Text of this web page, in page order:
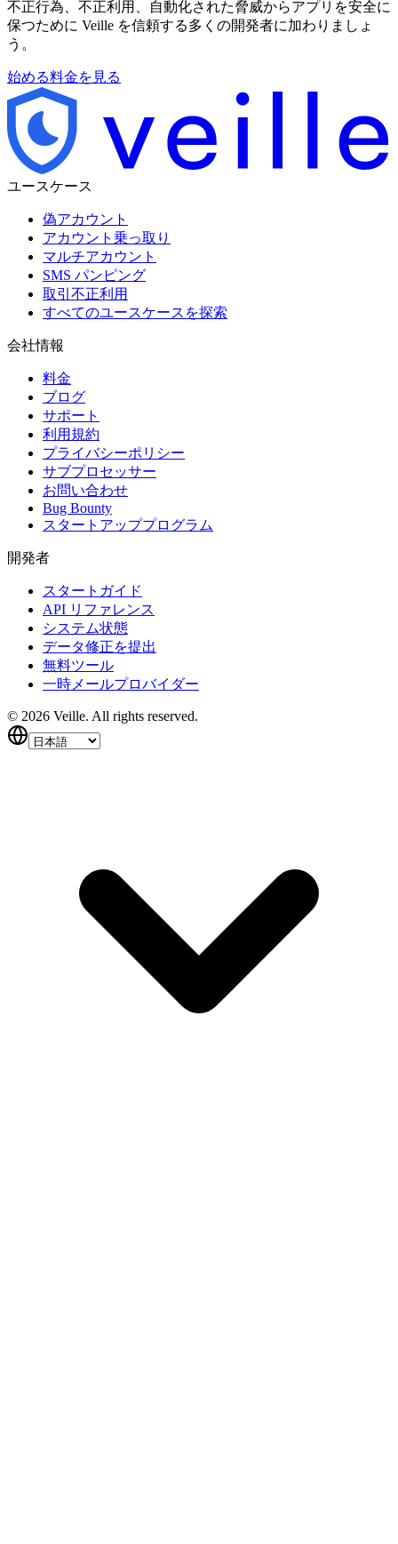
不正行為、不正利用、自動化された脅威からアプリを安全に
保つために Veille を信頼する多くの開発者に加わりましょ
う。
始める料金を見る
ユースケース
偽アカウント
アカウント乗っ取り
マルチアカウント
SMS パンピング
取引不正利用
すべてのユースケースを探索
会社情報
料金
ブログ
サポート
利用規約
プライバシーポリシー
サブプロセッサー
お問い合わせ
Bug Bounty
スタートアッププログラム
開発者
スタートガイド
API リファレンス
システム状態
データ修正を提出
無料ツール
一時メールプロバイダー
© 2026 Veille. All rights reserved.